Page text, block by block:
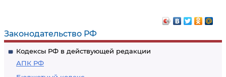
Законодательство РФ
Кодексы РФ в действующей редакции
АПК РФ